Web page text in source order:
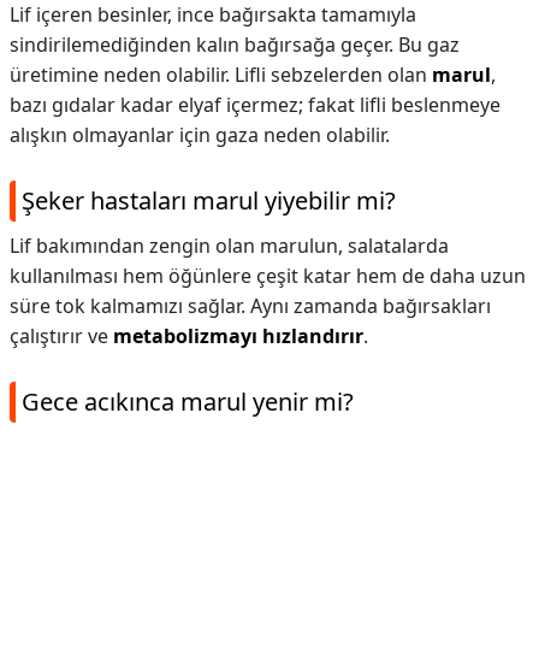
Lif içeren besinler, ince bağırsakta tamamıyla
sindirilemediğinden kalın bağırsağa geçer. Bu gaz
üretimine neden olabilir. Lifli sebzelerden olan marul,
bazı gıdalar kadar elyaf içermez; fakat lifli beslenmeye
alışkın olmayanlar için gaza neden olabilir.
Şeker hastaları marul yiyebilir mi?
Lif bakımından zengin olan marulun, salatalarda
kullanılması hem öğünlere çeşit katar hem de daha uzun
süre tok kalmamızı sağlar. Aynı zamanda bağırsakları
çalıştırır ve metabolizmayı hızlandırır.
Gece acıkınca marul yenir mi?